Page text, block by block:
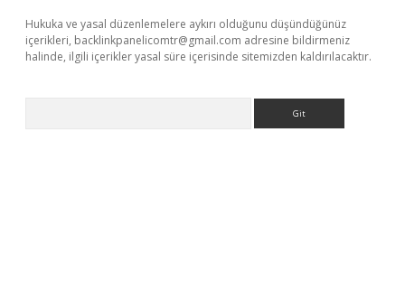
Hukuka ve yasal düzenlemelere aykırı olduğunu düşündüğünüz
içerikleri, backlinkpanelicomtr@gmail.com adresine bildirmeniz
halinde, ilgili içerikler yasal süre içerisinde sitemizden kaldırılacaktır.